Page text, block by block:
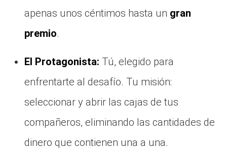
apenas unos céntimos hasta un gran
premio.
El Protagonista: Tú, elegido para
enfrentarte al desafío. Tu misión:
seleccionar y abrir las cajas de tus
compañeros, eliminando las cantidades de
dinero que contienen una a una.